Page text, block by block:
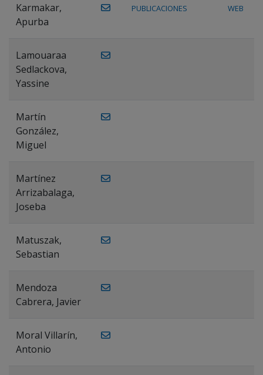
Karmakar,
Apurba
PUBLICACIONES WEB
Lamouaraa
Sedlackova,
Yassine
Martín
González,
Miguel
Martínez
Arrizabalaga,
Joseba
Matuszak,
Sebastian
Mendoza
Cabrera, Javier
Moral Villarín,
Antonio